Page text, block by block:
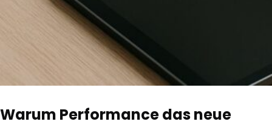
Warum Performance das neue